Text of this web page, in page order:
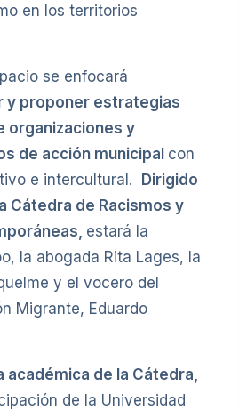
en los territorios
se enfocará
y proponer estrategias
organizaciones y
de acción municipal con
e intercultural. Dirigido
Cátedra de Racismos y
estará la
la abogada Rita Lages, la
y el vocero del
Migrante, Eduardo
académica de la Cátedra,
de la Universidad